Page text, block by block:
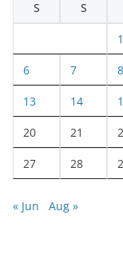
S
S
1
6 7 8
13 14
20 21
27 28
« Jun Aug »